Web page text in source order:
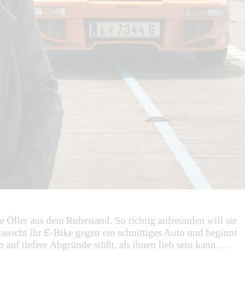
aus dem Ruhestand. So richtig anfreunden will sie
ihr E-Bike gegen ein schnittiges Auto und beginnt
auf tiefere Abgründe stößt, als ihnen lieb sein kann …